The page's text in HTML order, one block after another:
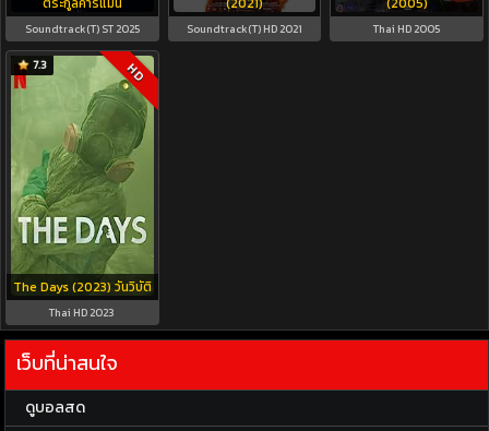
Soundtrack(T) ST 2025 Soundtrack(T) HD 2021 Thai HD 2005
The Days (2023) วันวิบัติ
7.3 HD
Thai HD 2023
เว็บที่น่าสนใจ
ดูบอลสด